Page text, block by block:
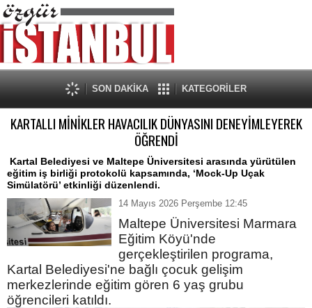
SON DAKİKA KATEGORİLER
KARTALLI MİNİKLER HAVACILIK DÜNYASINI DENEYİMLEYEREK
ÖĞRENDİ
​ Kartal Belediyesi ve Maltepe Üniversitesi arasında yürütülen
eğitim iş birliği protokolü kapsamında, ‘Mock-Up Uçak
Simülatörü’ etkinliği düzenlendi.
14 Mayıs 2026 Perşembe 12:45
Maltepe Üniversitesi Marmara
Eğitim Köyü'nde
gerçekleştirilen programa,
Kartal Belediyesi'ne bağlı çocuk gelişim
merkezlerinde eğitim gören 6 yaş grubu
öğrencileri katıldı.